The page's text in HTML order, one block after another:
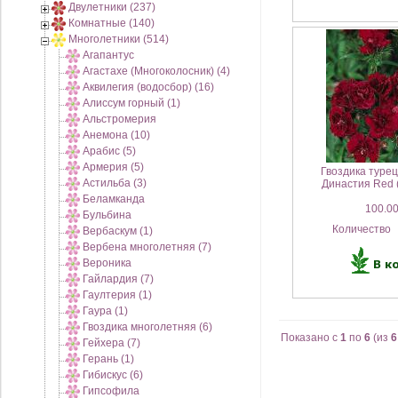
Двулетники (237)
Комнатные (140)
Многолетники (514)
Агапантус
Агастахе (Многоколосник) (4)
Аквилегия (водосбор) (16)
Алиссум горный (1)
Альстромерия
Анемона (10)
Арабис (5)
Армерия (5)
Астильба (3)
Беламканда
Бульбина
Вербаскум (1)
Вербена многолетняя (7)
Вероника
Гайлардия (7)
Гаултерия (1)
Гаура (1)
Гвоздика многолетняя (6)
Гейхера (7)
Герань (1)
Гибискус (6)
Гипсофила
Гвоздика
Династия Red
Количество
Показано с 1 по 6 (из 6